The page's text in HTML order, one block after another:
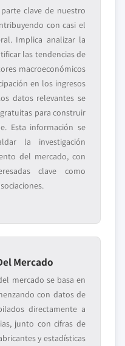
clave de nuestro
con casi el
Implica analizar la
las tendencias de
macroeconómicos
en los ingresos
datos relevantes se
para construir
Esta información se
la investigación
del mercado, con
clave como
Mercado
mercado se basa en
con datos de
directamente a
junto con cifras de
y estadísticas